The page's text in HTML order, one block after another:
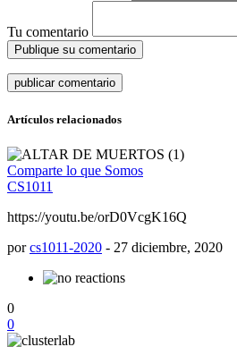
Tu comentario
Publique su comentario
Artículos relacionados
Comparte lo que Somos
CS1011
https://youtu.be/orD0VcgK16Q
porcs1011-2020 - 27 diciembre, 2020
0
0